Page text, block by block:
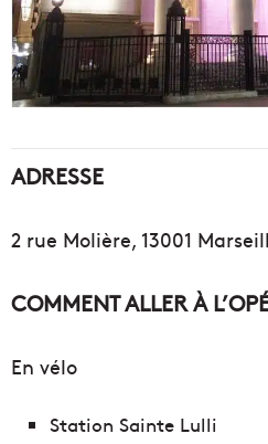
ADRESSE
2 rue Molière, 13001
COMMENT ALLER À
En vélo
Station Sainte Lulli